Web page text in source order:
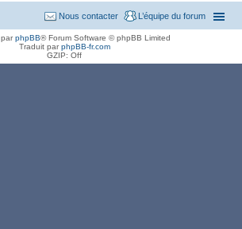
L’équipe du forum
Nous contacter
parphpBB® Forum Software © phpBB Limited
Traduit parphpBB-fr.com
GZIP: Off